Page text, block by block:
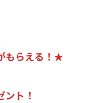
もらえる！★
ト！